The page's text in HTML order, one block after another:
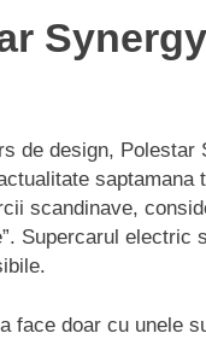
de design,
scandinave,
Supercarul
face doar cu unele